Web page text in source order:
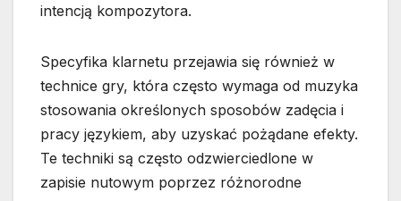
intencją kompozytora.
Specyfika klarnetu przejawia się również w
technice gry, która często wymaga od muzyka
stosowania określonych sposobów zadęcia i
pracy językiem, aby uzyskać pożądane efekty.
Te techniki są często odzwierciedlone w
zapisie nutowym poprzez różnorodne